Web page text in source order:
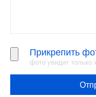
Прикрепить
фото увидит только